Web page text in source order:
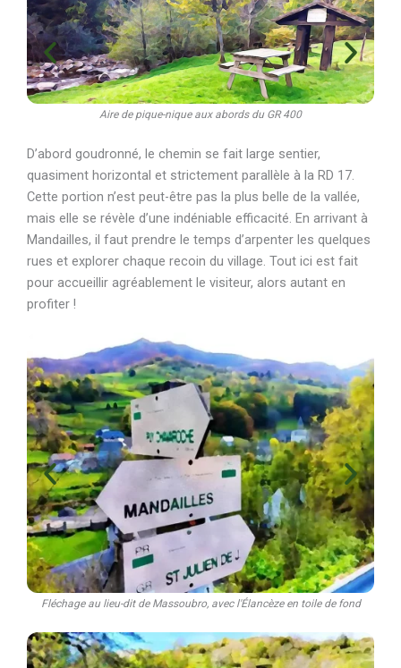
Aire de pique-nique aux abords du GR 400
D’abord goudronné, le chemin se fait large sentier,
quasiment horizontal et strictement parallèle à la RD 17.
Cette portion n’est peut-être pas la plus belle de la vallée,
mais elle se révèle d’une indéniable efficacité. En arrivant à
Mandailles, il faut prendre le temps d’arpenter les quelques
rues et explorer chaque recoin du village. Tout ici est fait
pour accueillir agréablement le visiteur, alors autant en
profiter !
Fléchage au lieu-dit de Massoubro, avec l'Élancèze en toile de fond